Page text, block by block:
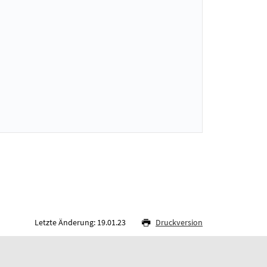
Letzte Änderung: 19.01.23 Druckversion